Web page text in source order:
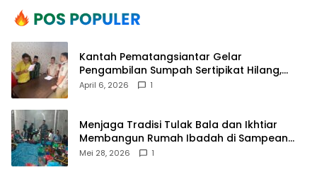
Kantah Pematangsiantar Gelar
Pengambilan Sumpah Sertipikat Hilang,
Perkuat Kepastian Hukum Pertanahan
April 6, 2026 1
Menjaga Tradisi Tulak Bala dan Ikhtiar
Membangun Rumah Ibadah di Sampean
Barat
Mei 28, 2026 1